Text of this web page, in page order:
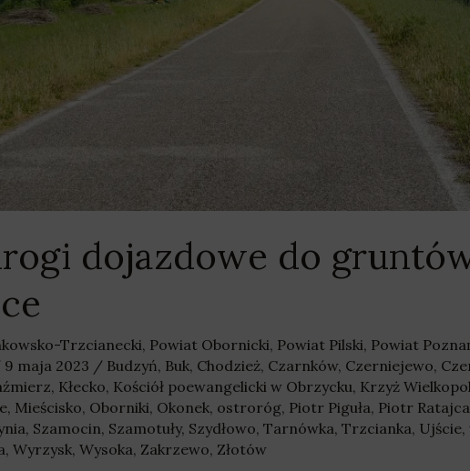
dojazdowe do
Trzcianecki, Powiat Obornicki, Powiat Pilski, Powiat
9 maja 2023 / Budzyń, Buk, Chodzież, Czarnków, Czerniejewo,
, Kłecko, Kościół poewangelicki w Obrzycku, Krzyż
, Mieścisko, Oborniki, Okonek, ostroróg, Piotr Piguła, Piotr
, Szamocin, Szamotuły, Szydłowo, Tarnówka, Trzcianka, Ujście,
, Wyrzysk, Wysoka, Zakrzewo, Złotów